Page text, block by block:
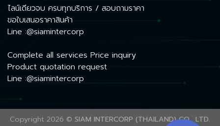
ไลน์เดียวจบ ครบทุกบริการ / สอบถามราคา
ขอใบเสนอราคาสินค้า
Line :@siamintercorp
Complete all services Price inquiry
Product quotation request
Line :@siamintercorp
Copyright 2026 © SIAM INTERCORP (THAILAND) CO., LTD.